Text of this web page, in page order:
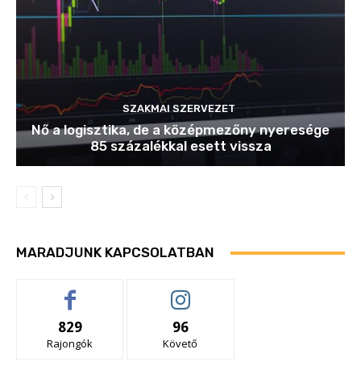
SZAKMAI SZERVEZET
Nő a logisztika, de a középmezőny nyeresége
85 százalékkal esett vissza
MARADJUNK KAPCSOLATBAN
829
Rajongók
96
Követő